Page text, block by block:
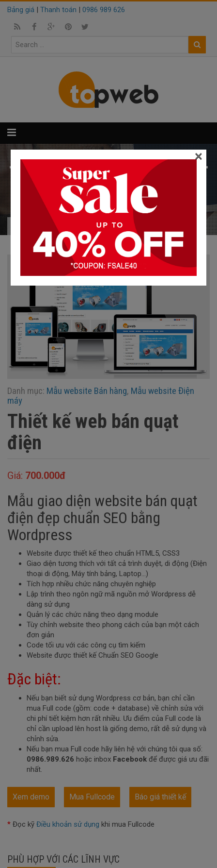
Bảng giá | Thanh toán | 0986 989 626
THIẾT KẾ WEB BÁN QUẠT
ĐIỆN
Giao diện Thiết kế web bán quạt điện
Danh mục: Mẫu website Bán hàng, Mẫu website Điện
máy
Thiết kế web bán quạt
điện
Giá: 700.000đ
Mẫu giao diện website bán quạt
điện đẹp chuẩn SEO bằng
Wordpress
Website được thiết kế theo chuẩn HTML5, CSS3
Giao diện tương thích với tất cả trình duyệt, di động (Điện
thoại di động, Máy tính bảng, Laptop…)
Tích hợp nhiều chức năng chuyên nghiệp
Lập trình theo ngôn ngữ mã nguồn mở Wordpress dễ
dàng sử dụng
Quản lý các chức năng theo dạng module
Tùy chỉnh website theo phong cách của bạn một cách
đơn giản
Code tối ưu với các công cụ tìm kiếm
Website được thiết kế Chuẩn SEO Google
Đặc biệt:
Nếu bạn biết sử dụng Wordpress cơ bản, bạn chỉ cần
mua Full code (gồm: code + database) về chỉnh sửa với
chi phí tiết kiệm hơn rất nhiều. Ưu điểm của Full code là
chỉ cần upload lên host là giống demo, rất dễ sử dụng và
chỉnh sửa.
Nếu bạn mua Full code hãy liên hệ với chúng tôi qua số:
0986.989.626 hoặc inbox Facebook để được giá ưu đãi
nhất.
Xem demo Mua Fullcode Báo giá thiết kế
* Đọc kỹ Điều khoản sử dụng khi mua Fullcode
PHÙ HỢP VỚI CÁC LĨNH VỰC
×